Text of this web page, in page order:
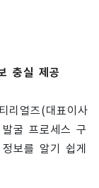
충실 제공
리얼즈(대표이사
굴 프로세스 구
보를 알기 쉽게